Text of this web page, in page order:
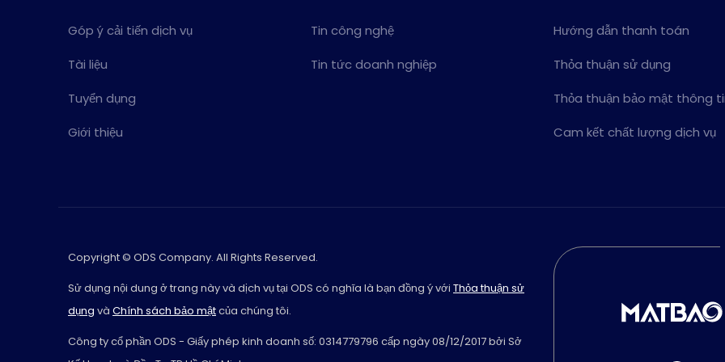
Góp ý cải tiến dịch vụ
Tài liệu
Tuyển dụng
Giới thiệu
Tin công nghệ
Tin tức doanh nghiệp
Hướng dẫn thanh toán
Thỏa thuận sử dụng
Thỏa thuận bảo mật thông
Cam kết chất lượng dịch vụ
Copyright © ODS Company. All Rights Reserved.
Sử dụng nội dung ở trang này và dịch vụ tại ODS có nghĩa là bạn đồng ý với Thỏa thuận sử
dụng và Chính sách bảo mậtcủa chúng tôi.
Công ty cổ phần ODS - Giấy phép kinh doanh số: 0314779796 cấp ngày 08/12/2017 bởi Sở